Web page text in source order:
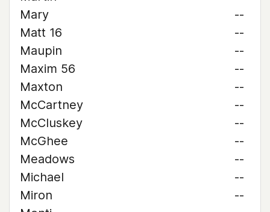
Mary
--
Matt 16
--
Maupin
--
Maxim 56
--
Maxton
--
McCartney
--
McCluskey
--
McGhee
--
Meadows
--
Michael
--
Miron
--